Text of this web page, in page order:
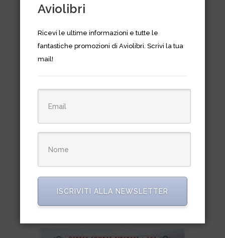
Autogiro. Rotary wings before
the helicopter
€83,00
Aviolibri
Ricevi le ultime informazioni e tutte le
fantastiche promozioni di Aviolibri. Scrivi la tua
mail!
ISCRIVITI ALLA NEWSLETTER